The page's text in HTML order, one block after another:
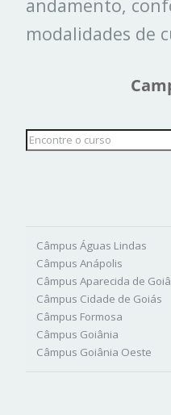
andamento,
modalidades de
Câmpus Águas Lindas
Câmpus Anápolis
Câmpus Aparecida de
Câmpus Cidade de Goiás
Câmpus Formosa
Câmpus Goiânia
Câmpus Goiânia Oeste